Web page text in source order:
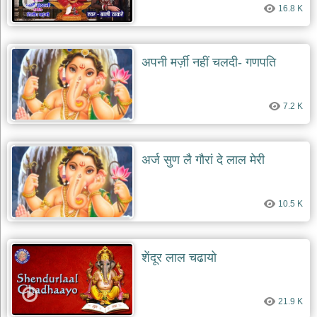
देश
भक्ति
भजन
patriotic
bhajans
खाटू
श्याम
khatu
shaym
bhajans
रानी
सती
दादी
rani
sati
dadi
बावा
लाल
16.8 K
अपनी मर्ज़ी नहीं चलदी- गणपति
7.2 K
अर्ज सुण लै गौरां दे लाल मेरी
10.5 K
शेंदूर लाल चढायो
21.9 K